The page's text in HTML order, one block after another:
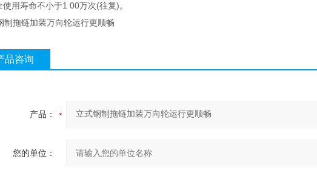
使用寿命不小于1 00万次(往复)。
制拖链加装万向轮运行更顺畅
品咨询
产品：
您的单位：